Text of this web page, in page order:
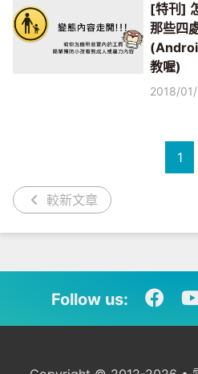
[特刊]
那些四
教喔)
2018/
較新文章
1
Follow us: